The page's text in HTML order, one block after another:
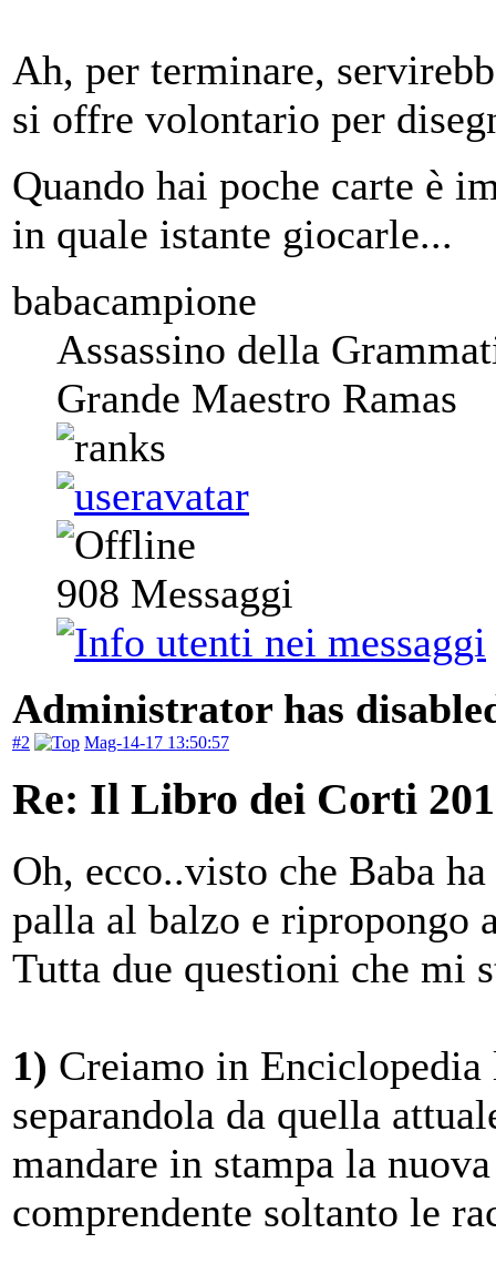
Ah, per terminare,
si offre volontario per
Quando hai poche carte è
in quale istante giocarle...
babacampione
Assassino della
Grande Maestro Ramas
908 Messaggi
Administrator has
#2 Mag-14-17 13:50:57
Re: Il Libro dei Corti
Oh, ecco..visto che Baba
palla al balzo e ripropongo
Tutta due questioni che mi
1) Creiamo in
separandola da quella
mandare in stampa la
comprendente soltanto le